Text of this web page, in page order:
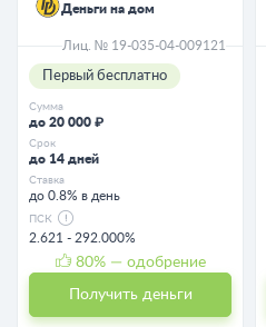
Деньги на дом
Лиц. № 19-035-04-009121
Первый бесплатно
Сумма
до 20 000 ₽
Срок
до 14 дней
Ставка
до 0.8% в день
ПСК
2.621 - 292.000%
80% — одобрение
Получить деньги